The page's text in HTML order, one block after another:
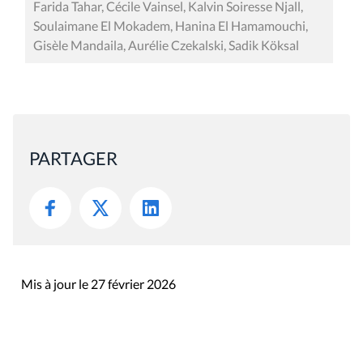
Farida Tahar, Cécile Vainsel, Kalvin Soiresse Njall,
Soulaimane El Mokadem, Hanina El Hamamouchi,
Gisèle Mandaila, Aurélie Czekalski, Sadik Köksal
PARTAGER
Mis à jour le 27 février 2026